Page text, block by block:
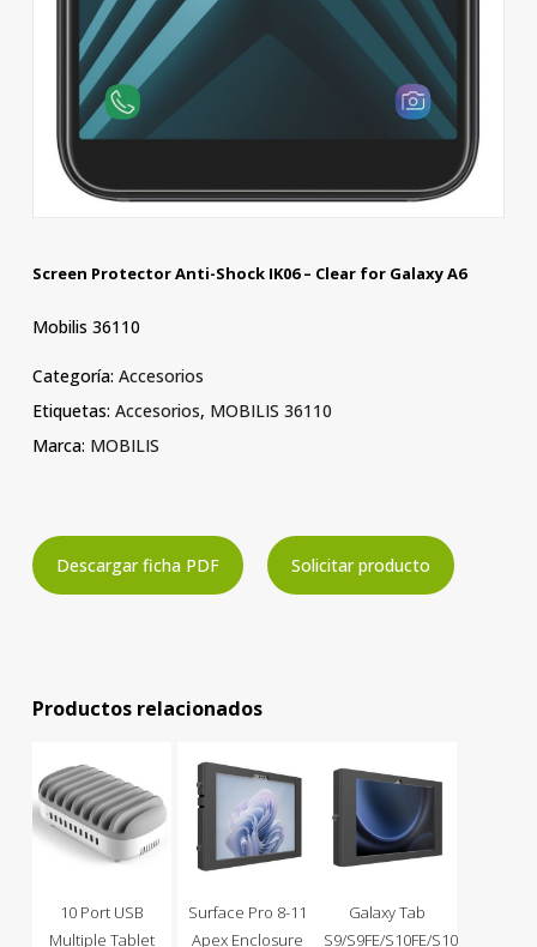
Screen Protector Anti-Shock IK06 – Clear for Galaxy A6
Mobilis 36110
Categoría: Accesorios
Etiquetas: Accesorios, MOBILIS 36110
Marca: MOBILIS
Descargar ficha PDF Solicitar producto
Productos relacionados
10 Port USB
Multiple Tablet
Surface Pro 8-11
Apex Enclosure
Galaxy Tab
S9/S9FE/S10FE/S10